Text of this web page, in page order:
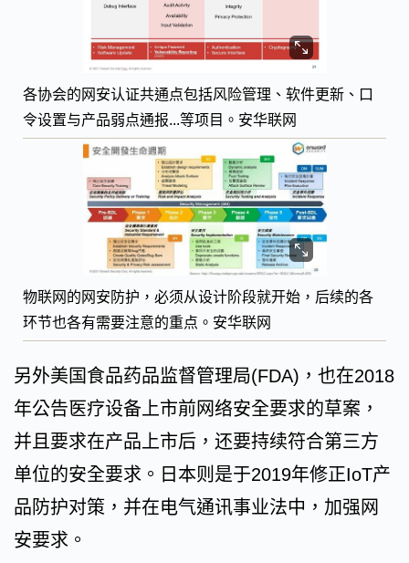
各协会的网安认证共通点包括风险管理、软件更新、口
令设置与产品弱点通报...等项目。安华联网
物联网的网安防护，必须从设计阶段就开始，后续的各
环节也各有需要注意的重点。安华联网
另外美国食品药品监督管理局(FDA)，也在2018
年公告医疗设备上市前网络安全要求的草案，
并且要求在产品上市后，还要持续符合第三方
单位的安全要求。日本则是于2019年修正IoT产
品防护对策，并在电气通讯事业法中，加强网
安要求。